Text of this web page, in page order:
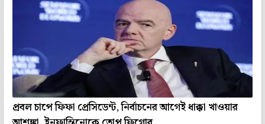
প্রবল চাপে ফিফা প্রেসিডেন্ট, নির্বাচনের আগেই ধাক্কা খাওয়ার